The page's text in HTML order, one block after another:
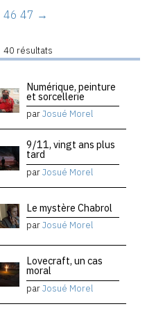
46 47 →
40 résultats
Numérique, peinture
et sorcellerie
parJosué Morel
9/11, vingt ans plus
tard
parJosué Morel
Le mystère Chabrol
parJosué Morel
Lovecraft, un cas
moral
parJosué Morel